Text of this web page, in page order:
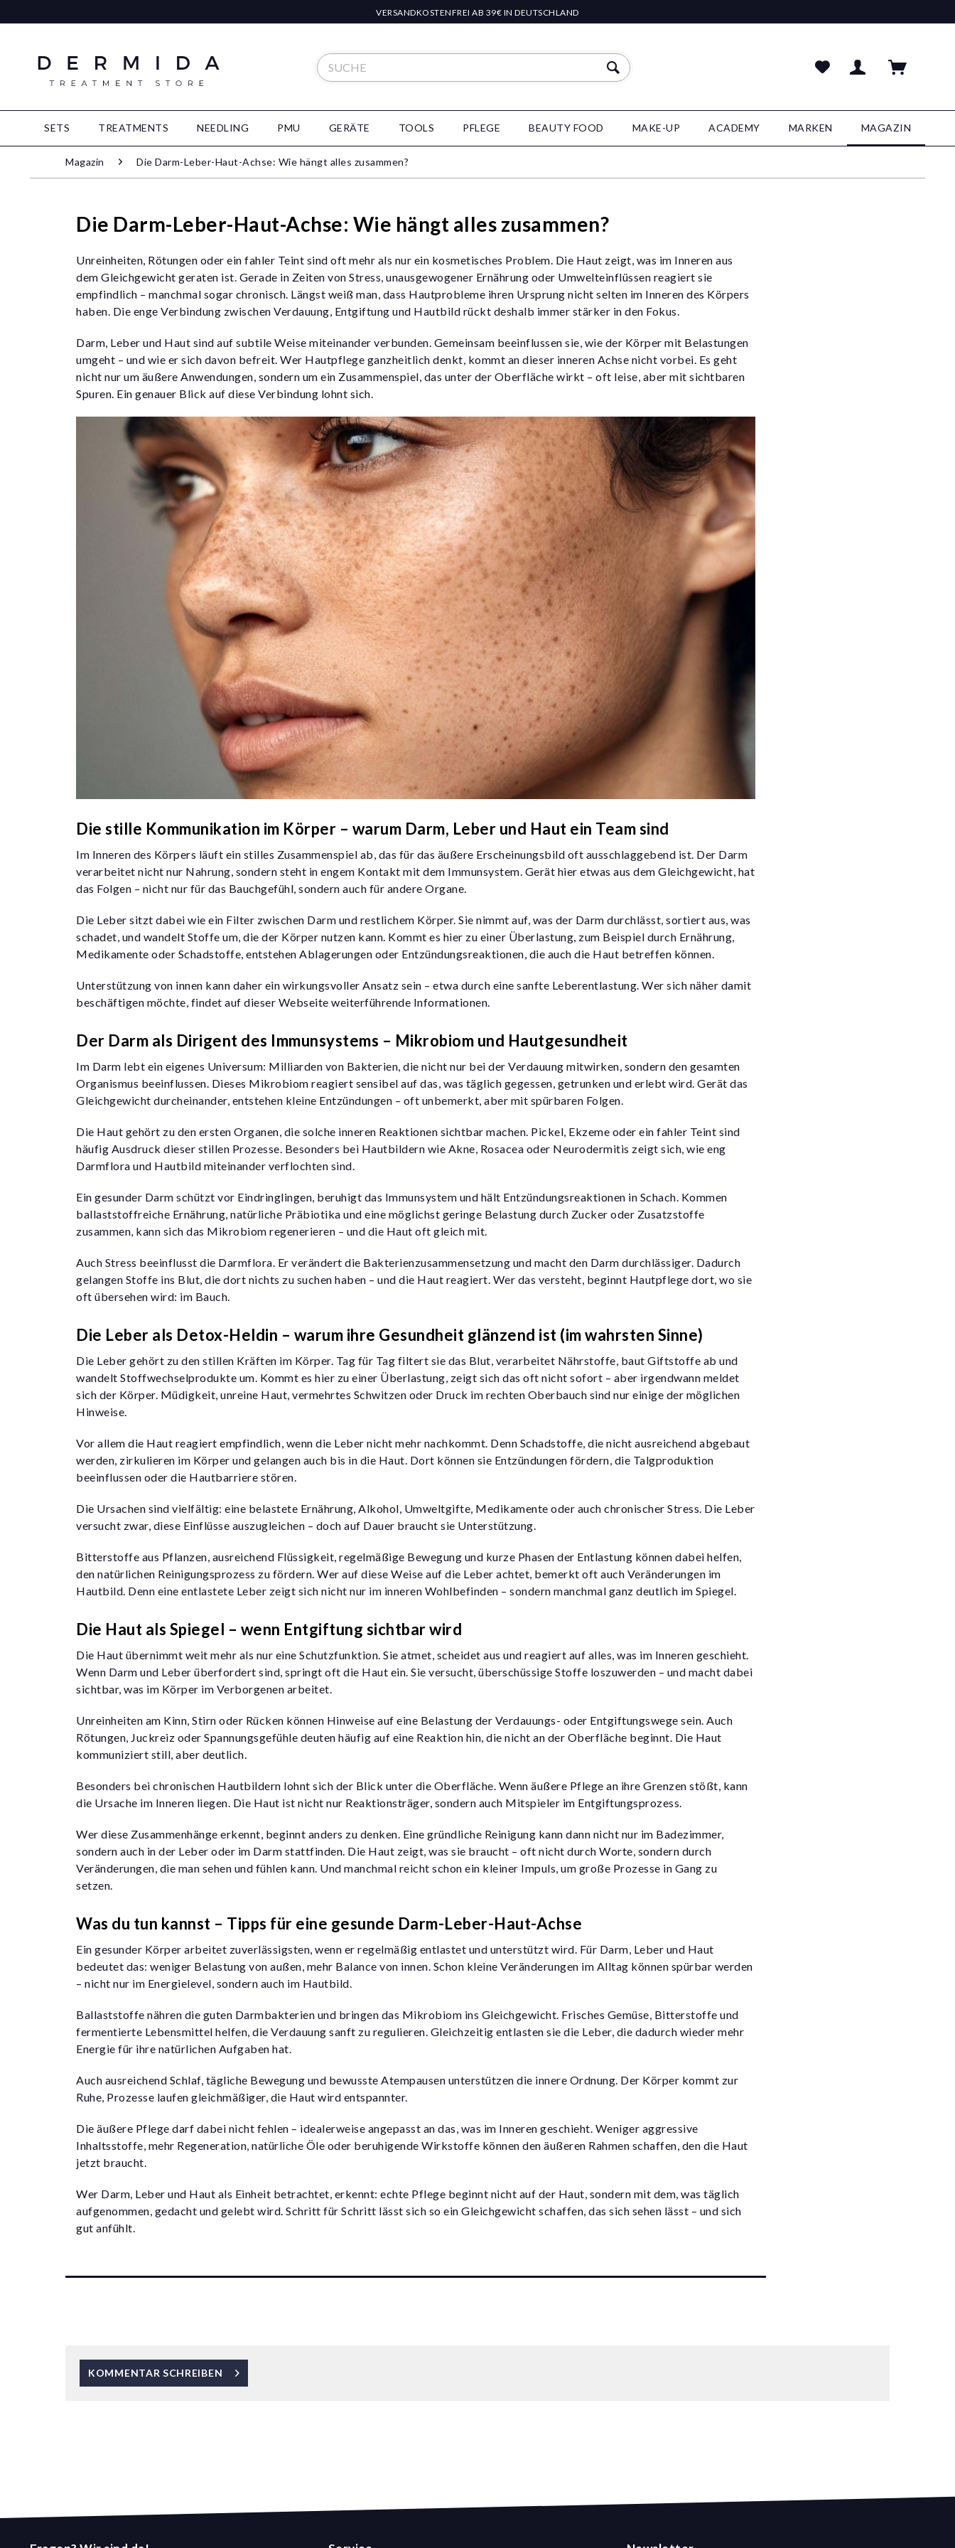
VERSANDKOSTENFREI AB 39€ IN DEUTSCHLAND
SETS TREATMENTS NEEDLING PMU GERÄTE TOOLS PFLEGE BEAUTY FOOD MAKE-UP ACADEMY MARKEN MAGAZIN
Magazin Die Darm-Leber-Haut-Achse: Wie hängt alles zusammen?
Die Darm-Leber-Haut-Achse: Wie hängt alles zusammen?
Unreinheiten, Rötungen oder ein fahler Teint sind oft mehr als nur ein kosmetisches Problem. Die Haut zeigt, was im Inneren aus
dem Gleichgewicht geraten ist. Gerade in Zeiten von Stress, unausgewogener Ernährung oder Umwelteinflüssen reagiert sie
empfindlich – manchmal sogar chronisch. Längst weiß man, dass Hautprobleme ihren Ursprung nicht selten im Inneren des Körpers
haben. Die enge Verbindung zwischen Verdauung, Entgiftung und Hautbild rückt deshalb immer stärker in den Fokus.
Darm, Leber und Haut sind auf subtile Weise miteinander verbunden. Gemeinsam beeinflussen sie, wie der Körper mit Belastungen
umgeht – und wie er sich davon befreit. Wer Hautpflege ganzheitlich denkt, kommt an dieser inneren Achse nicht vorbei. Es geht
nicht nur um äußere Anwendungen, sondern um ein Zusammenspiel, das unter der Oberfläche wirkt – oft leise, aber mit sichtbaren
Spuren. Ein genauer Blick auf diese Verbindung lohnt sich.
Die stille Kommunikation im Körper – warum Darm, Leber und Haut ein Team sind
Im Inneren des Körpers läuft ein stilles Zusammenspiel ab, das für das äußere Erscheinungsbild oft ausschlaggebend ist. Der Darm
verarbeitet nicht nur Nahrung, sondern steht in engem Kontakt mit dem Immunsystem. Gerät hier etwas aus dem Gleichgewicht, hat
das Folgen – nicht nur für das Bauchgefühl, sondern auch für andere Organe.
Die Leber sitzt dabei wie ein Filter zwischen Darm und restlichem Körper. Sie nimmt auf, was der Darm durchlässt, sortiert aus, was
schadet, und wandelt Stoffe um, die der Körper nutzen kann. Kommt es hier zu einer Überlastung, zum Beispiel durch Ernährung,
Medikamente oder Schadstoffe, entstehen Ablagerungen oder Entzündungsreaktionen, die auch die Haut betreffen können.
Unterstützung von innen kann daher ein wirkungsvoller Ansatz sein – etwa durch eine sanfte Leberentlastung. Wer sich näher damit
beschäftigen möchte, findet auf dieser Webseite weiterführende Informationen.
Der Darm als Dirigent des Immunsystems – Mikrobiom und Hautgesundheit
Im Darm lebt ein eigenes Universum: Milliarden von Bakterien, die nicht nur bei der Verdauung mitwirken, sondern den gesamten
Organismus beeinflussen. Dieses Mikrobiom reagiert sensibel auf das, was täglich gegessen, getrunken und erlebt wird. Gerät das
Gleichgewicht durcheinander, entstehen kleine Entzündungen – oft unbemerkt, aber mit spürbaren Folgen.
Die Haut gehört zu den ersten Organen, die solche inneren Reaktionen sichtbar machen. Pickel, Ekzeme oder ein fahler Teint sind
häufig Ausdruck dieser stillen Prozesse. Besonders bei Hautbildern wie Akne, Rosacea oder Neurodermitis zeigt sich, wie eng
Darmflora und Hautbild miteinander verflochten sind.
Ein gesunder Darm schützt vor Eindringlingen, beruhigt das Immunsystem und hält Entzündungsreaktionen in Schach. Kommen
ballaststoffreiche Ernährung, natürliche Präbiotika und eine möglichst geringe Belastung durch Zucker oder Zusatzstoffe
zusammen, kann sich das Mikrobiom regenerieren – und die Haut oft gleich mit.
Auch Stress beeinflusst die Darmflora . Er verändert die Bakterienzusammensetzung und macht den Darm durchlässiger. Dadurch
gelangen Stoffe ins Blut, die dort nichts zu suchen haben – und die Haut reagiert. Wer das versteht, beginnt Hautpflege dort, wo sie
oft übersehen wird: im Bauch.
Die Leber als Detox-Heldin – warum ihre Gesundheit glänzend ist (im wahrsten Sinne)
Die Leber gehört zu den stillen Kräften im Körper. Tag für Tag filtert sie das Blut, verarbeitet Nährstoffe, baut Giftstoffe ab und
wandelt Stoffwechselprodukte um. Kommt es hier zu einer Überlastung, zeigt sich das oft nicht sofort – aber irgendwann meldet
sich der Körper. Müdigkeit, unreine Haut, vermehrtes Schwitzen oder Druck im rechten Oberbauch sind nur einige der möglichen
Hinweise.
Vor allem die Haut reagiert empfindlich, wenn die Leber nicht mehr nachkommt . Denn Schadstoffe, die nicht ausreichend abgebaut
werden, zirkulieren im Körper und gelangen auch bis in die Haut. Dort können sie Entzündungen fördern, die Talgproduktion
beeinflussen oder die Hautbarriere stören.
Die Ursachen sind vielfältig: eine belastete Ernährung, Alkohol, Umweltgifte, Medikamente oder auch chronischer Stress. Die Leber
versucht zwar, diese Einflüsse auszugleichen – doch auf Dauer braucht sie Unterstützung.
Bitterstoffe aus Pflanzen, ausreichend Flüssigkeit, regelmäßige Bewegung und kurze Phasen der Entlastung können dabei helfen,
den natürlichen Reinigungsprozess zu fördern. Wer auf diese Weise auf die Leber achtet, bemerkt oft auch Veränderungen im
Hautbild. Denn eine entlastete Leber zeigt sich nicht nur im inneren Wohlbefinden – sondern manchmal ganz deutlich im Spiegel.
Die Haut als Spiegel – wenn Entgiftung sichtbar wird
Die Haut übernimmt weit mehr als nur eine Schutzfunktion. Sie atmet, scheidet aus und reagiert auf alles, was im Inneren geschieht.
Wenn Darm und Leber überfordert sind, springt oft die Haut ein. Sie versucht, überschüssige Stoffe loszuwerden – und macht dabei
sichtbar, was im Körper im Verborgenen arbeitet
Unreinheiten am Kinn, Stirn oder Rücken können Hinweise auf eine Belastung der Verdauungs- oder Entgiftungswege sein. Auch
Rötungen, Juckreiz oder Spannungsgefühle deuten häufig auf eine Reaktion hin, die nicht an der Oberfläche beginnt. Die Haut
kommuniziert still, aber deutlich.
Besonders bei chronischen Hautbildern lohnt sich der Blick unter die Oberfläche. Wenn äußere Pflege an ihre Grenzen stößt, kann
die Ursache im Inneren liegen. Die Haut ist nicht nur Reaktionsträger, sondern auch Mitspieler im Entgiftungsprozess.
Wer diese Zusammenhänge erkennt, beginnt anders zu denken. Eine gründliche Reinigung kann dann nicht nur im Badezimmer,
sondern auch in der Leber oder im Darm stattfinden. Die Haut zeigt, was sie braucht – oft nicht durch Worte, sondern durch
Veränderungen, die man sehen und fühlen kann. Und manchmal reicht schon ein kleiner Impuls, um große Prozesse in Gang zu
setzen.
Was du tun kannst – Tipps für eine gesunde Darm-Leber-Haut-Achse
Ein gesunder Körper arbeitet zuverlässigsten, wenn er regelmäßig entlastet und unterstützt wird. Für Darm, Leber und Haut
bedeutet das: weniger Belastung von außen, mehr Balance von innen. Schon kleine Veränderungen im Alltag können spürbar werden
– nicht nur im Energielevel, sondern auch im Hautbild.
Ballaststoffe nähren die guten Darmbakterien und bringen das Mikrobiom ins Gleichgewicht . Frisches Gemüse, Bitterstoffe und
fermentierte Lebensmittel helfen, die Verdauung sanft zu regulieren. Gleichzeitig entlasten sie die Leber, die dadurch wieder mehr
Energie für ihre natürlichen Aufgaben hat.
Auch ausreichend Schlaf, tägliche Bewegung und bewusste Atempausen unterstützen die innere Ordnung. Der Körper kommt zur
Ruhe, Prozesse laufen gleichmäßiger, die Haut wird entspannter.
Die äußere Pflege darf dabei nicht fehlen – idealerweise angepasst an das, was im Inneren geschieht. Weniger aggressive
Inhaltsstoffe, mehr Regeneration, natürliche Öle oder beruhigende Wirkstoffe können den äußeren Rahmen schaffen, den die Haut
jetzt braucht.
Wer Darm, Leber und Haut als Einheit betrachtet, erkennt: echte Pflege beginnt nicht auf der Haut, sondern mit dem, was täglich
aufgenommen, gedacht und gelebt wird. Schritt für Schritt lässt sich so ein Gleichgewicht schaffen, das sich sehen lässt – und sich
gut anfühlt.
KOMMENTAR SCHREIBEN